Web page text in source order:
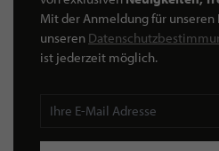
Mit der Anmeldung für
unseren
ist jederzeit möglich.